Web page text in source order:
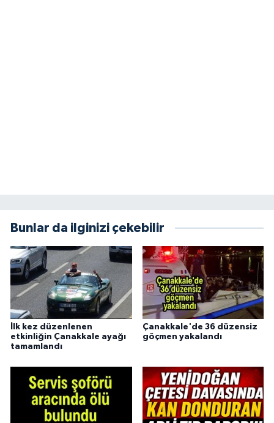
Bunlar da ilginizi çekebilir
İlk kez düzenlenen
etkinliğin Çanakkale ayağı
tamamlandı
Çanakkale'de 36 düzensiz
göçmen yakalandı